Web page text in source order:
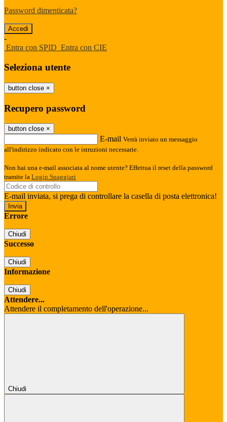
Password dimenticata?
-
Entra con SPID Entra con CIE
Seleziona utente
button close ×
Recupero password
button close ×
E-mail Verrà inviato un messaggio
all'indirizzo indicato con le istruzioni necessarie.
Non hai una e-mail associata al nome utente? Effettua il reset della password
tramite la Login Spaggiari
E-mail inviata, si prega di controllare la casella di posta elettronica!
Errore
Chiudi
Successo
Chiudi
Informazione
Chiudi
Attendere...
Attendere il completamento dell'operazione...
Chiudi